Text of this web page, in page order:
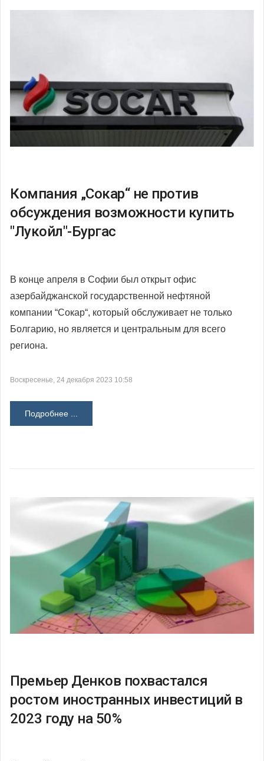
Компания „Сокар“ не против
обсуждения возможности купить
"Лукойл"-Бургас
В конце апреля в Софии был открыт офис
азербайджанской государственной нефтяной
компании “Сокар“, который обслуживает не только
Болгарию, но является и центральным для всего
региона.
Воскресенье, 24 декабря 2023 10:58
Подробнее ...
Премьер Денков похвастался
ростом иностранных инвестиций в
2023 году на 50%